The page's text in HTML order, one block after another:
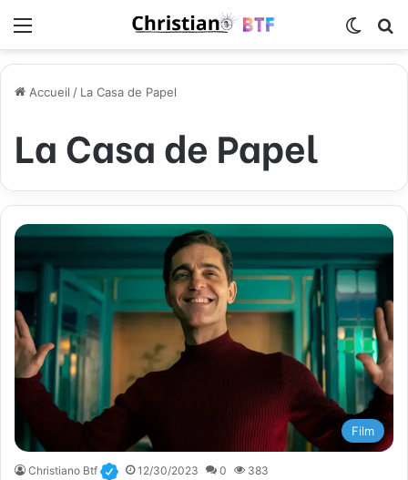
Accueil / La Casa de Papel
La Casa de Papel
Film
Christiano Btf 12/30/2023 0 383